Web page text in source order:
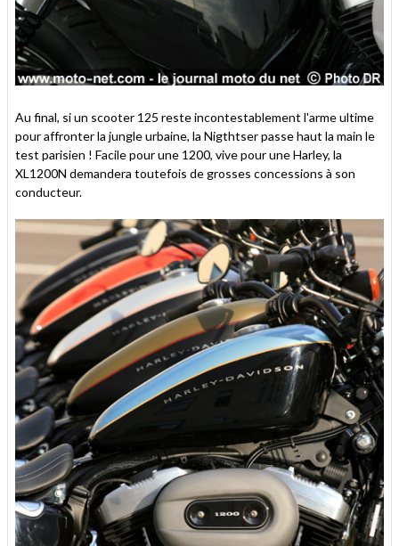
Au final, si un scooter 125 reste incontestablement l'arme ultime
pour affronter la jungle urbaine, la Nigthtser passe haut la main le
test parisien ! Facile pour une 1200, vive pour une Harley, la
XL1200N demandera toutefois de grosses concessions à son
conducteur.